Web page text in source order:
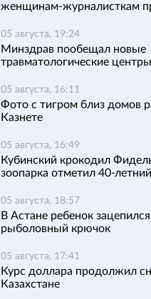
женщинам-журналисткам
05 августа, 19:24
Минздрав пообещал новые
травматологические
05 августа, 16:11
Фото с тигром близ домов
Казнете
05 августа, 16:49
Кубинский крокодил
зоопарка отметил 40-
05 августа, 18:57
В Астане ребенок
рыболовный крючок
05 августа, 17:41
Курс доллара продолжил
Казахстане